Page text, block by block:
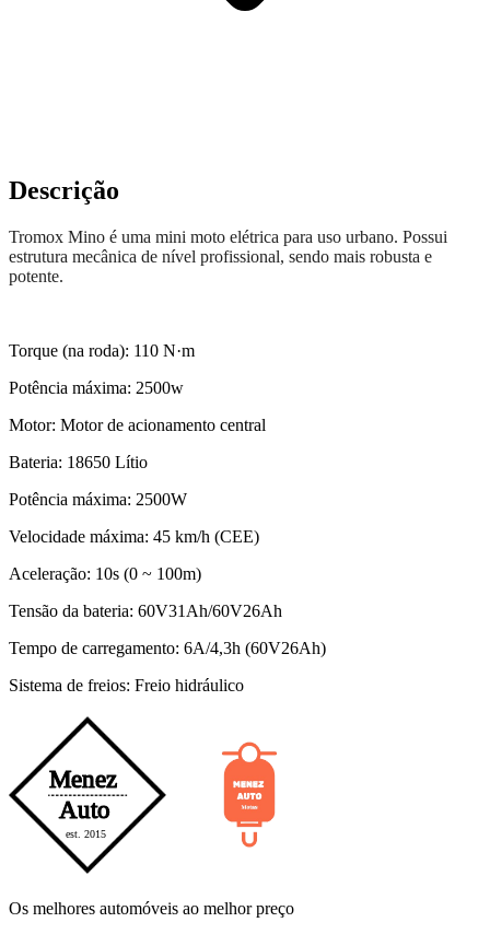
Descrição
Tromox Mino é uma mini moto elétrica para uso urbano. Possui
estrutura mecânica de nível profissional, sendo mais robusta e
potente.
Torque (na roda): 110 N·m
Potência máxima: 2500w
Motor: Motor de acionamento central
Bateria: 18650 Lítio
Potência máxima: 2500W
Velocidade máxima: 45 km/h (CEE)
Aceleração: 10s (0 ~ 100m)
Tensão da bateria: 60V31Ah/60V26Ah
Tempo de carregamento: 6A/4,3h (60V26Ah)
Sistema de freios: Freio hidráulico
Os melhores automóveis ao melhor preço